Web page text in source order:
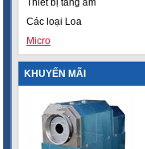
Thiết bị tăng âm
Các loại Loa
Micro
KHUYẾN MÃI